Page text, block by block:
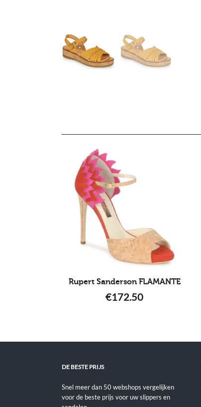
Rupert Sanderson FLAMANTE
€172.50
DE BESTE PRIJS
Snel meer dan 50 webshops vergelijken
voor de beste prijs voor uw slippers en